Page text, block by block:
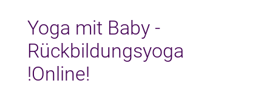
Yoga mit Baby -
Rückbildungsyoga
!Online!